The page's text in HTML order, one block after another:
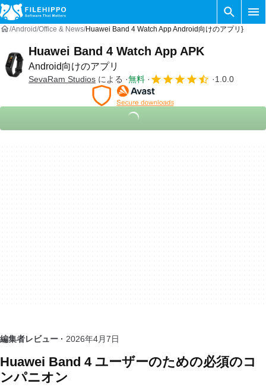
Android Office & News Huawei Band 4 Watch App Android向けのアプリ}
Huawei Band 4 Watch App APK
Android向けのアプリ
SevaRam Studios による 無料 1.0.0
編集者レビュー · 2026年4月7日
Huawei Band 4 ユーザーのための必須のコ
ンパニオン